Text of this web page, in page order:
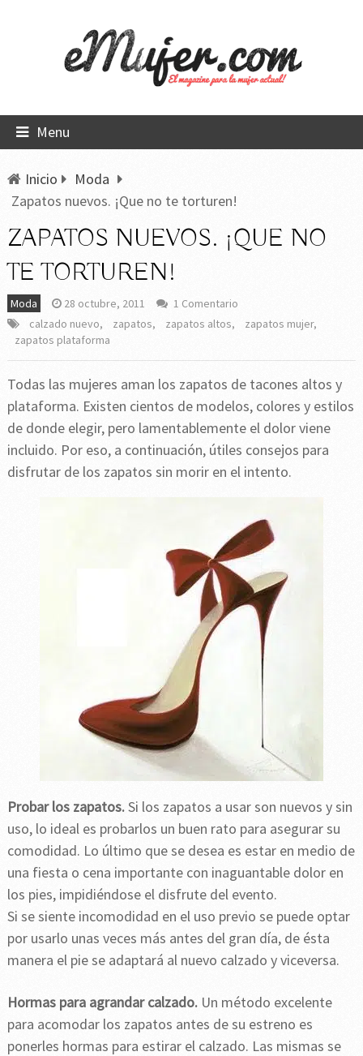
Menu
Inicio
Moda
Zapatos nuevos. ¡Que no te torturen!
ZAPATOS NUEVOS. ¡QUE NO
TE TORTUREN!
Moda 28 octubre, 2011
1 Comentario
calzado nuevo, zapatos, zapatos altos, zapatos mujer,
zapatos plataforma
Todas las mujeres aman los zapatos de tacones altos y
plataforma. Existen cientos de modelos, colores y estilos
de donde elegir, pero lamentablemente el dolor viene
incluido. Por eso, a continuación, útiles consejos para
disfrutar de los zapatos sin morir en el intento.
Probar los zapatos.Si los zapatos a usar son nuevos y sin
uso, lo ideal es probarlos un buen rato para asegurar su
comodidad. Lo último que se desea es estar en medio de
una fiesta o cena importante con inaguantable dolor en
los pies, impidiéndose el disfrute del evento.
Si se siente incomodidad en el uso previo se puede optar
por usarlo unas veces más antes del gran día, de ésta
manera el pie se adaptará al nuevo calzado y viceversa.
Hormas para agrandar calzado. Un método excelente
para acomodar los zapatos antes de su estreno es
ponerles hormas para estirar el calzado. Las mismas se